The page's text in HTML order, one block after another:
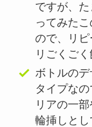
ですが、
ってみた
ので、リ
リごくごく
ボトルの
タイプな
リアの一
輪挿しと